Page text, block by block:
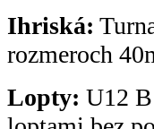
Ihriská:
rozmeroch
Lopty: U12